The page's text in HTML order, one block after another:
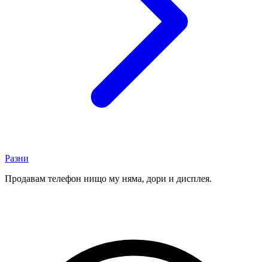
Разни
Продавам телефон нищо му няма, дори и дисплея.